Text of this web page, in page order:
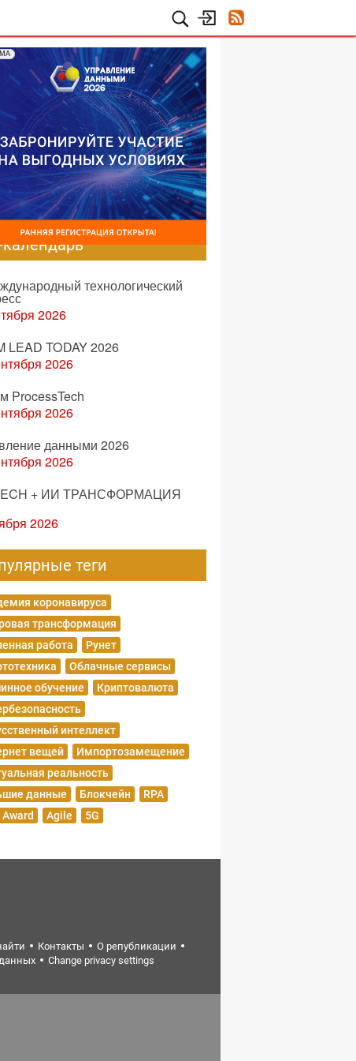
технологический
2026
LEAD TODAY 2026
2026
ProcessTech
2026
данными 2026
2026
+ ИИ ТРАНСФОРМАЦИЯ
2026
теги
коронавируса
трансформация
работа
Рунет
Облачные сервисы
обучение
Криптовалюта
интеллект
вещей
Импортозамещение
реальность
данные
Блокчейн
RPA
Award
Agile 5G
Контакты
О републикации
Change privacy settings